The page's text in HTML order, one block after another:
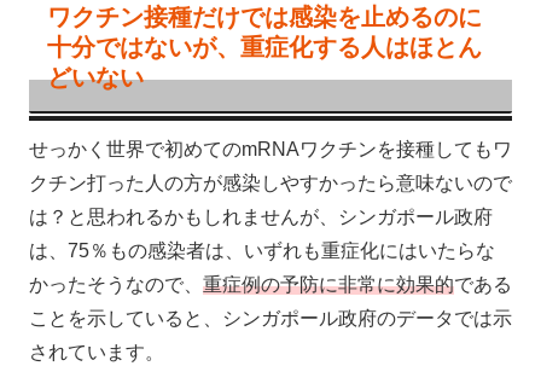
ワクチン接種だけでは感染を止めるのに
十分ではないが、重症化する人はほとん
どいない
せっかく世界で初めてのmRNAワクチンを接種してもワ
クチン打った人の方が感染しやすかったら意味ないので
は？と思われるかもしれませんが、シンガポール政府
は、75％もの感染者は、いずれも重症化にはいたらな
かったそうなので、 重症例の予防に非常に効果的である
ことを示していると、シンガポール政府のデータでは示
されています。